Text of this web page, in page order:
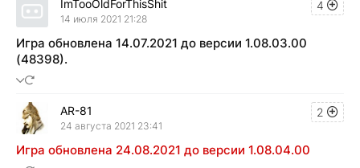
4
ImTooOldForThisShit
14 июля 2021 21:28
Игра обновлена 14.07.2021 до версии 1.08.03.00
(48398).
2
AR-81
24 августа 2021 23:41
Игра обновлена 24.08.2021 до версии 1.08.04.00